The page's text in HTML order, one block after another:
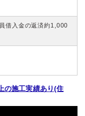
借入金の返済約1,000
の施工実績あり(住